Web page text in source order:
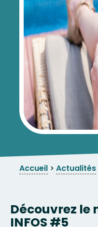
Accueil > Actualités
Découvrez le
INFOS #5